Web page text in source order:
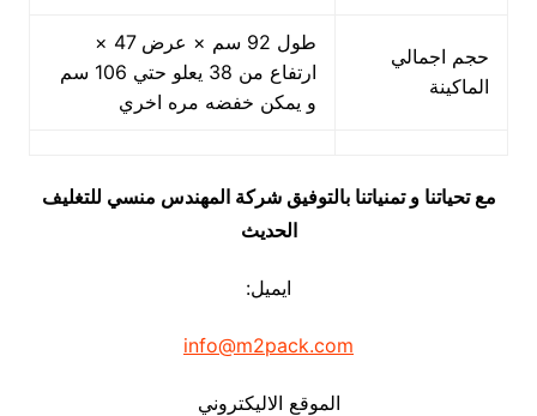
حجم اجمالي
الماكينة
طول 92 سم × عرض 47 ×
ارتفاع من 38 يعلو حتي 106 سم
و يمكن خفضه مره اخري
مع تحياتنا و تمنياتنا بالتوفيق شركة المهندس منسي للتغليف
الحديث
ايميل:
info@m2pack.com
الموقع الاليكتروني